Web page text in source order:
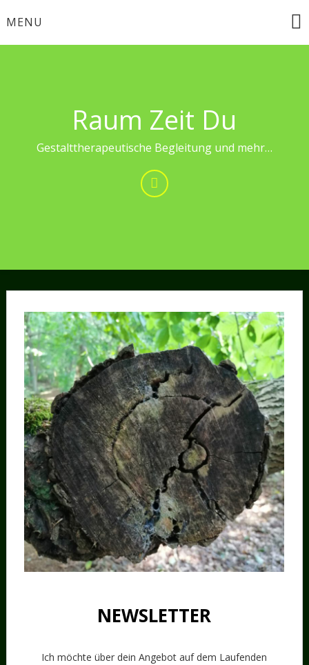
toMENU
Raum Zeit Du
Gestalttherapeutische Begleitung und mehr…
NEWSLETTER
Ich möchte über dein Angebot auf dem Laufenden